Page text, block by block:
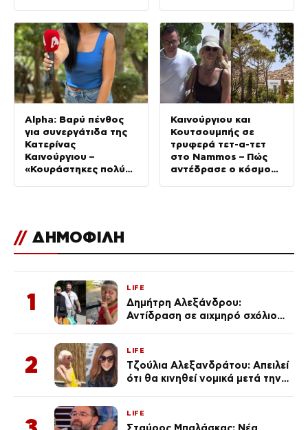
Alpha: Βαρύ πένθος
για συνεργάτιδα της
Κατερίνας
Καινούργιου –
«Κουράστηκες πολύ…
Καινούργιου και
Κουτσουμπής σε
τρυφερά τετ-α-τετ
στο Nammos – Πώς
αντέδρασε ο κόσμος
// ΔΗΜΟΦΙΛΗ
1
LIFE
Δημήτρη Αλεξάνδρου:
Αντίδραση σε αιχμηρό σχόλιο
2
LIFE
Τζούλια Αλεξανδράτου: Απειλεί
ότι θα κινηθεί νομικά μετά την
LIFE
Σταύρος Μπαλάσκας: Νέα